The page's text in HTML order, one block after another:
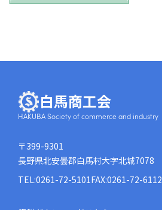
白馬商工会
HAKUBA Society of commerce and industry
〒399-9301
長野県北安曇郡白馬村大字北城7078
TEL:0261-72-5101FAX:0261-72-6112